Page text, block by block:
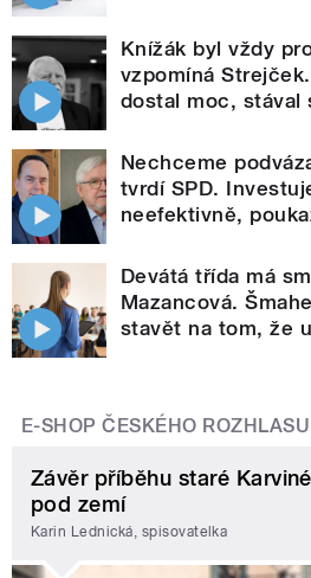
Knížák byl vždy
vzpomíná
dostal moc, stával
Nechceme
tvrdí SPD.
neefektivně,
Devátá třída má
Mazancová.
stavět na tom, že
E-SHOP ČESKÉHO ROZHLASU
Závěr příběhu staré
pod zemí
Karin Lednická, spisovatelka